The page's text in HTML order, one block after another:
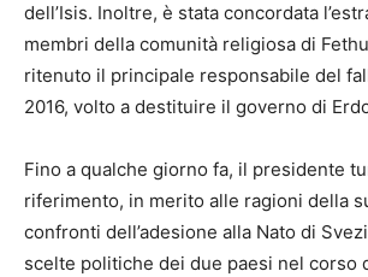
dell’Isis. Inoltre, è stata concordata
membri della comunità religiosa di
ritenuto il principale responsabile del
2016, volto a destituire il governo di
Fino a qualche giorno fa, il presidente
riferimento, in merito alle ragioni della
confronti dell’adesione alla Nato di
scelte politiche dei due paesi nel corso